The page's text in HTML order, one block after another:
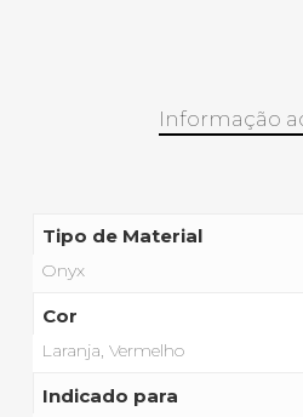
Informação
Tipo de Material
Onyx
Cor
Laranja, Vermelho
Indicado para